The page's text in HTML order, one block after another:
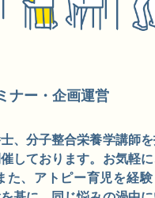
ナー・企画運営
、分子整合栄養学講師
しております。お気軽
た、アトピー育児を経